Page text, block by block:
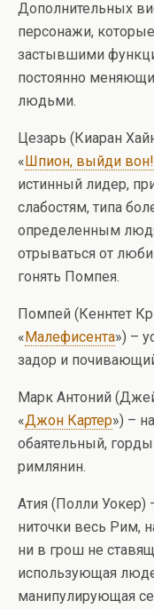
Дополнительных
персонажи,
застывшими
постоянно
людьми.
Цезарь (Киаран
«Шпион, выйди вон!
истинный лидер,
слабостям, типа
определенным
отрываться от
гонять Помпея.
Помпей (Кеннтет
«Малефисента») –
задор и
Марк Антоний
«Джон Картер») –
обаятельный,
римлянин.
Атия (Полли Уокер)
ниточки весь Рим,
ни в грош не
использующая
манипулирующая